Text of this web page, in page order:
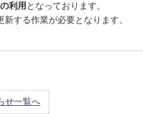
利用 となっております。
する作業が必要となります。
せ一覧へ